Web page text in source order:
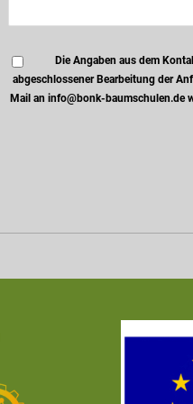
Die Angaben aus dem
abgeschlossener Bearbeitung der
Mail an info@bonk-baumschulen.de